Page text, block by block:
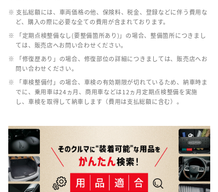
※ 支払総額には、車両価格の他、保険料、税金、登録などに伴う費用な
ど、購入の際に必要な全ての費用が含まれております。
※ 「定期点検整備なし(要整備箇所あり)」の場合、整備箇所につきまし
ては、販売店へお問い合わせください。
※ 「修復歴あり」の場合、修復部位の詳細につきましては、販売店へお
問い合わせください。
※ 「車検整備付」の場合、車検の有効期限が切れているため、納車時ま
でに、乗用車は24ヵ月、商用車などは12ヵ月定期点検整備を実施
し、車検を取得して納車します（費用は支払総額に含む）。